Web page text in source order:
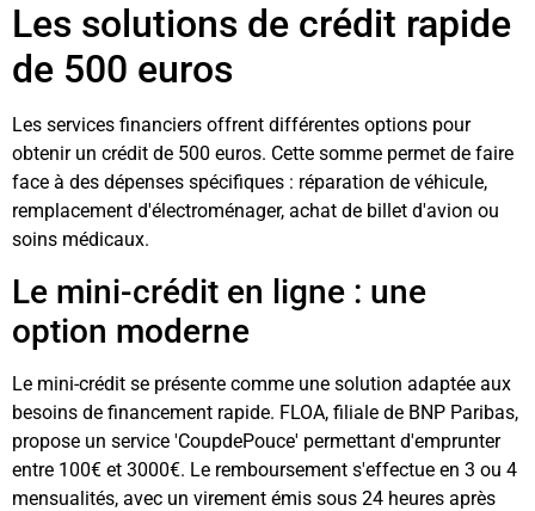
Les solutions de crédit rapide
de 500 euros
Les services financiers offrent différentes options pour
obtenir un crédit de 500 euros. Cette somme permet de faire
face à des dépenses spécifiques : réparation de véhicule,
remplacement d'électroménager, achat de billet d'avion ou
soins médicaux.
Le mini-crédit en ligne : une
option moderne
Le mini-crédit se présente comme une solution adaptée aux
besoins de financement rapide. FLOA, filiale de BNP Paribas,
propose un service 'CoupdePouce' permettant d'emprunter
entre 100€ et 3000€. Le remboursement s'effectue en 3 ou 4
mensualités, avec un virement émis sous 24 heures après